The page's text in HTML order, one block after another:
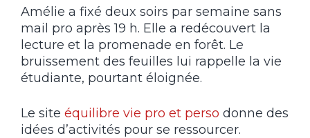
Amélie a fixé deux soirs par semaine sans
mail pro après 19 h. Elle a redécouvert la
lecture et la promenade en forêt. Le
bruissement des feuilles lui rappelle la vie
étudiante, pourtant éloignée.
Le site équilibre vie pro et perso donne des
idées d’activités pour se ressourcer.